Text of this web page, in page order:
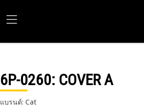
6P-0260: COVER A
แบรนด์: Cat